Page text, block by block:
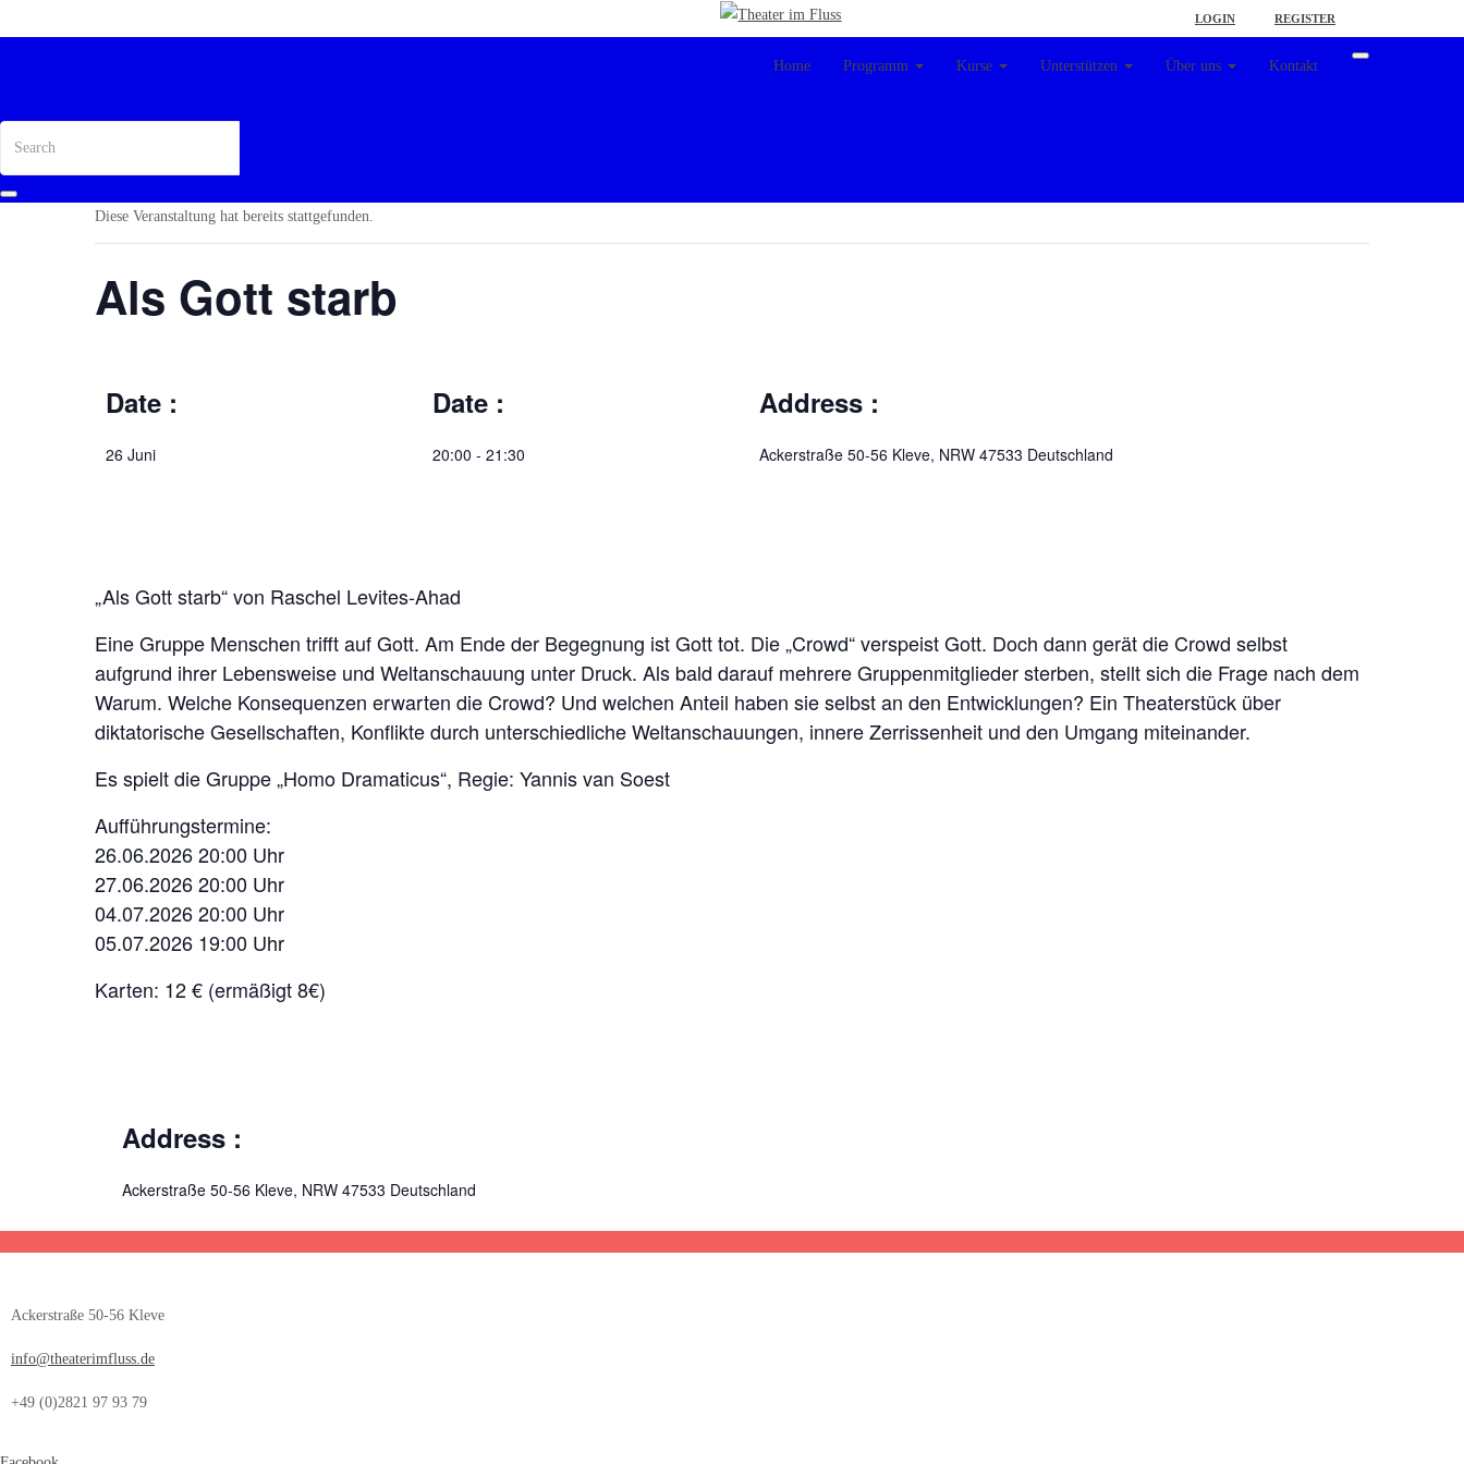
LOGIN REGISTER
Home Programm Kurse Unterstützen Über uns Kontakt
Diese Veranstaltung hat bereits stattgefunden.
Als Gott starb
Date :
26 Juni
Date :
20:00 - 21:30
Address :
Ackerstraße 50-56 Kleve, NRW 47533 Deutschland
„Als Gott starb“ von Raschel Levites-Ahad
Eine Gruppe Menschen trifft auf Gott. Am Ende der Begegnung ist Gott tot. Die „Crowd“ verspeist Gott. Doch dann gerät die Crowd selbst
aufgrund ihrer Lebensweise und Weltanschauung unter Druck. Als bald darauf mehrere Gruppenmitglieder sterben, stellt sich die Frage nach dem
Warum. Welche Konsequenzen erwarten die Crowd? Und welchen Anteil haben sie selbst an den Entwicklungen? Ein Theaterstück über
diktatorische Gesellschaften, Konflikte durch unterschiedliche Weltanschauungen, innere Zerrissenheit und den Umgang miteinander.
Es spielt die Gruppe „Homo Dramaticus“, Regie: Yannis van Soest
Aufführungstermine:
26.06.2026 20:00 Uhr
27.06.2026 20:00 Uhr
04.07.2026 20:00 Uhr
05.07.2026 19:00 Uhr
Karten: 12 € (ermäßigt 8€)
Address :
Ackerstraße 50-56 Kleve, NRW 47533 Deutschland
Ackerstraße 50-56 Kleve
info@theaterimfluss.de
+49 (0)2821 97 93 79